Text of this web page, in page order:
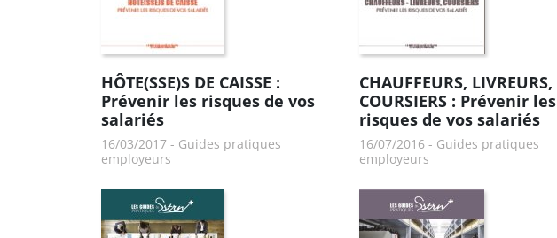
HÔTE(SSE)S DE CAISSE :
Prévenir les risques de vos
salariés
16/03/2017 - Guides pratiques
employeurs
CHAUFFEURS, LIVREURS,
COURSIERS : Prévenir les
risques de vos salariés
16/07/2016 - Guides pratiques
employeurs